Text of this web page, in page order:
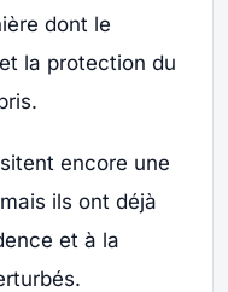
dont le
la protection du
encore une
ils ont déjà
et à la